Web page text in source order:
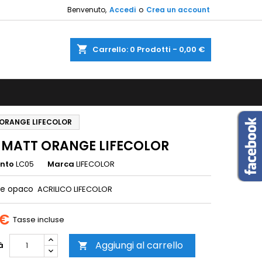
Benvenuto, Accedi o Crea un account
shopping_cart Carrello: 0 Prodotti - 0,00 €
LIFECOLOR
ORANGE LIFECOLOR
LC05 Marca LIFECOLOR
opaco ACRILICO LIFECOLOR
Tasse incluse
 Aggiungi al carrello